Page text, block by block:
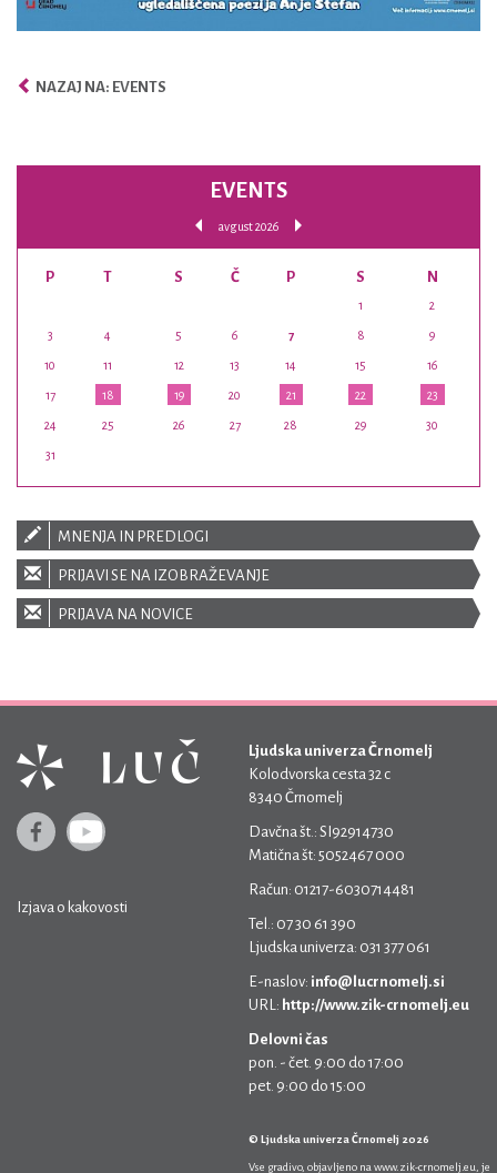
NAZAJ NA: EVENTS
EVENTS
avgust 2026
P T S Č P S N
1 2
3 4 5 6 7 8 9
10 11 12 13 14 15 16
17 18 19 20 21 22 23
24 25 26 27 28 29 30
31
MNENJA IN PREDLOGI
PRIJAVI SE NA IZOBRAŽEVANJE
PRIJAVA NA NOVICE
Izjava o kakovosti
Ljudska univerza Črnomelj
Kolodvorska cesta 32 c
8340 Črnomelj
Davčna št.: SI92914730
Matična št: 5052467 000
Račun: 01217-6030714481
Tel.: 07 30 61 390
Ljudska univerza: 031 377 061
E-naslov: info@lucrnomelj.si
URL: http://www.zik-crnomelj.eu
Delovni čas
pon. - čet. 9:00 do 17:00
pet. 9:00 do 15:00
© Ljudska univerza Črnomelj 2026
Vse gradivo, objavljeno nawww.zik-crnomelj.eu, je